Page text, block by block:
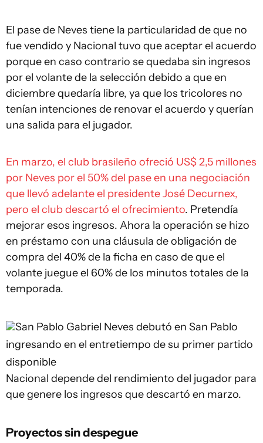
El pase de Neves tiene la particularidad de que no
fue vendido y Nacional tuvo que aceptar el acuerdo
porque en caso contrario se quedaba sin ingresos
por el volante de la selección debido a que en
diciembre quedaría libre, ya que los tricolores no
tenían intenciones de renovar el acuerdo y querían
una salida para el jugador.
En marzo, el club brasileño ofreció US$ 2,5 millones
por Neves por el 50% del pase en una negociación
que llevó adelante el presidente José Decurnex,
pero el club descartó el ofrecimiento. Pretendía
mejorar esos ingresos. Ahora la operación se hizo
en préstamo con una cláusula de obligación de
compra del 40% de la ficha en caso de que el
volante juegue el 60% de los minutos totales de la
temporada.
San Pablo Gabriel Neves debutó en San Pablo
ingresando en el entretiempo de su primer partido
disponible
Nacional depende del rendimiento del jugador para
que genere los ingresos que descartó en marzo.
Proyectos sin despegue